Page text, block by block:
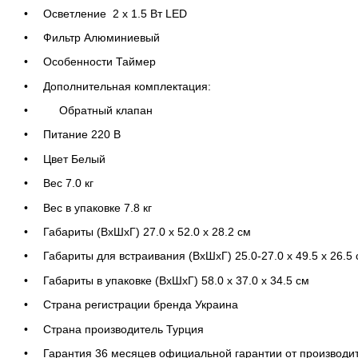
Осветление 2 х 1.5 Вт LED
Фильтр Алюминиевый
Особенности Таймер
Дополнительная комплектация:
Обратный клапан
Питание 220 В
Цвет Белый
Вес 7.0 кг
Вес в упаковке 7.8 кг
Габариты (ВхШхГ) 27.0 х 52.0 х 28.2 см
Габариты для встраивания (ВхШхГ) 25.0-27.0 х 49.5 х 26.5
Габариты в упаковке (ВхШхГ) 58.0 х 37.0 х 34.5 см
Страна регистрации бренда Украина
Страна производитель Турция
Гарантия 36 месяцев официальной гарантии от